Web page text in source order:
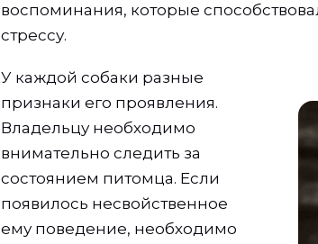
воспоминания, которые
стрессу.
У каждой собаки разные
признаки его проявления.
Владельцу необходимо
внимательно следить за
состоянием питомца. Если
появилось несвойственное
ему поведение, необходимо